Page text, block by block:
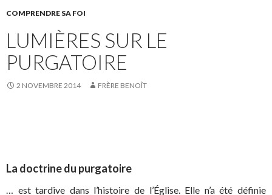
COMPRENDRE SA FOI
LUMIÈRES SUR LE
PURGATOIRE
2 NOVEMBRE 2014 FRÈRE BENOÎT
La doctrine du purgatoire
… est tardive dans l’histoire de l’Église. Elle n’a été définie